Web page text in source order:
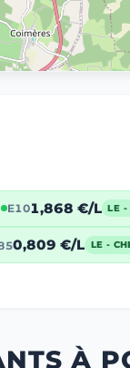
E101,868 €/L LE -
0,809 €/L LE -
À